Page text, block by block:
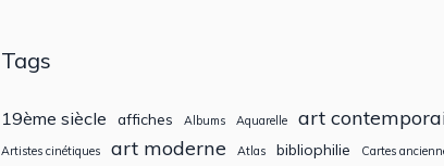
Tags
19ème siècle affiches Albums Aquarelle art
Artistes cinétiques art moderne Atlas bibliophilie Cartes